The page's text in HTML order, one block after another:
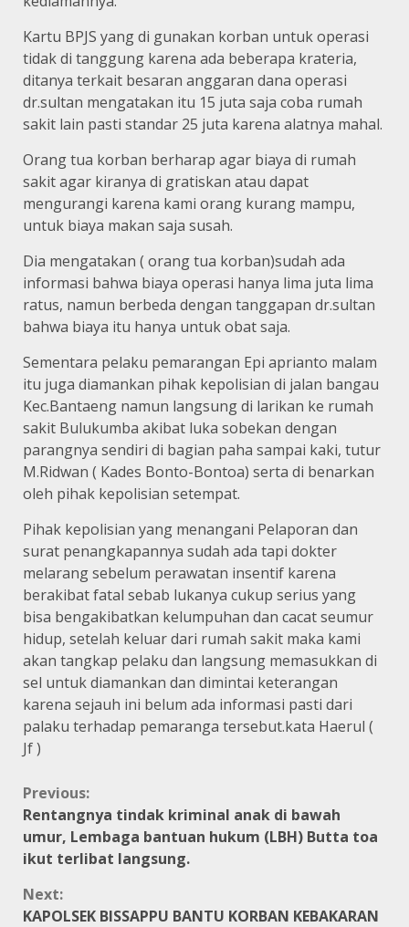
Kartu BPJS yang di gunakan korban untuk operasi
tidak di tanggung karena ada beberapa krateria,
ditanya terkait besaran anggaran dana operasi
dr.sultan mengatakan itu 15 juta saja coba rumah
sakit lain pasti standar 25 juta karena alatnya mahal.
Orang tua korban berharap agar biaya di rumah
sakit agar kiranya di gratiskan atau dapat
mengurangi karena kami orang kurang mampu,
untuk biaya makan saja susah.
Dia mengatakan ( orang tua korban)sudah ada
informasi bahwa biaya operasi hanya lima juta lima
ratus, namun berbeda dengan tanggapan dr.sultan
bahwa biaya itu hanya untuk obat saja.
Sementara pelaku pemarangan Epi aprianto malam
itu juga diamankan pihak kepolisian di jalan bangau
Kec.Bantaeng namun langsung di larikan ke rumah
sakit Bulukumba akibat luka sobekan dengan
parangnya sendiri di bagian paha sampai kaki, tutur
M.Ridwan ( Kades Bonto-Bontoa) serta di benarkan
oleh pihak kepolisian setempat.
Pihak kepolisian yang menangani Pelaporan dan
surat penangkapannya sudah ada tapi dokter
melarang sebelum perawatan insentif karena
berakibat fatal sebab lukanya cukup serius yang
bisa bengakibatkan kelumpuhan dan cacat seumur
hidup, setelah keluar dari rumah sakit maka kami
akan tangkap pelaku dan langsung memasukkan di
sel untuk diamankan dan dimintai keterangan
karena sejauh ini belum ada informasi pasti dari
palaku terhadap pemaranga tersebut.kata Haerul (
Jf )
Continue
Reading
Previous:
Rentangnya tindak kriminal anak di bawah
umur, Lembaga bantuan hukum (LBH) Butta toa
ikut terlibat langsung.
Next:
KAPOLSEK BISSAPPU BANTU KORBAN KEBAKARAN